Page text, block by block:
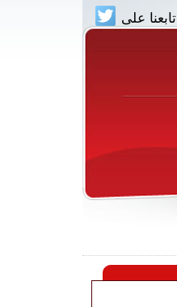
تابعنا على